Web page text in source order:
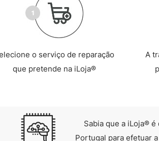
o serviço de reparação
que pretende na iLoja®
A
Sabia que a iLoja®
Portugal para efetuar